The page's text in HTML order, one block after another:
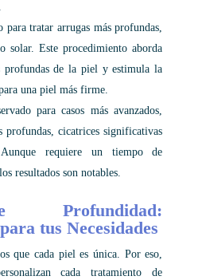
para tratar arrugas más profundas,
solar. Este procedimiento aborda
profundas de la piel y estimula la
una piel más firme.
para casos más avanzados,
profundas, cicatrices significativas
requiere un tiempo de
resultados son notables.
Profundidad:
tus Necesidades
que cada piel es única. Por eso,
cada tratamiento de